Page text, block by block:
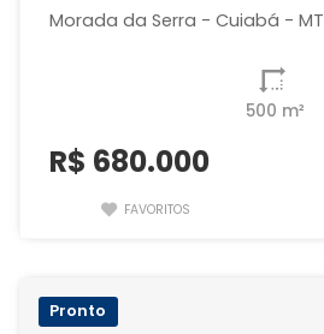
Morada da Serra - Cuiabá - MT
500 m²
R$ 680.000
FAVORITOS
Pronto